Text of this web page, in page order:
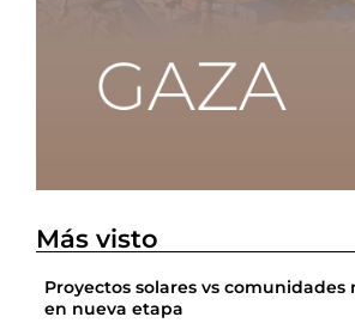
Más visto
Proyectos solares vs comunidades
en nueva etapa